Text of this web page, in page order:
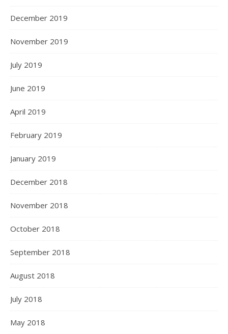
December 2019
November 2019
July 2019
June 2019
April 2019
February 2019
January 2019
December 2018
November 2018
October 2018
September 2018
August 2018
July 2018
May 2018